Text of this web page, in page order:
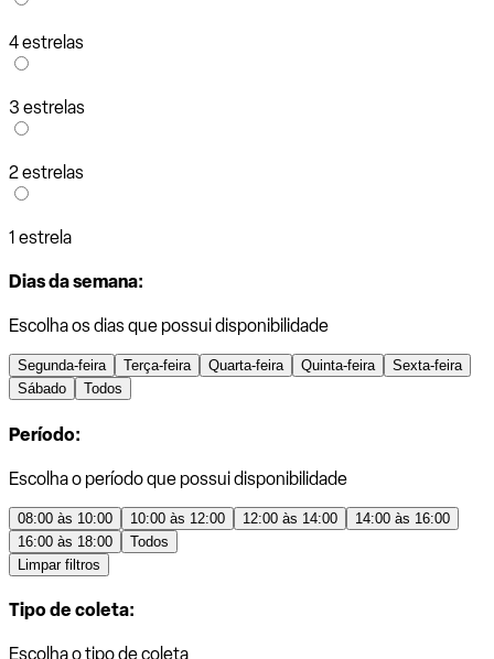
4 estrelas
3 estrelas
2 estrelas
1 estrela
Dias da semana:
Escolha os dias que possui disponibilidade
Segunda-feira Terça-feira Quarta-feira Quinta-feira
Sexta-feira
Sábado
Todos
Período:
Escolha o período que possui disponibilidade
08:00 às 10:00 10:00 às 12:00 12:00 às 14:00
14:00 às 16:00
16:00 às 18:00
Todos
Limpar filtros
Tipo de coleta:
Escolha o tipo de coleta